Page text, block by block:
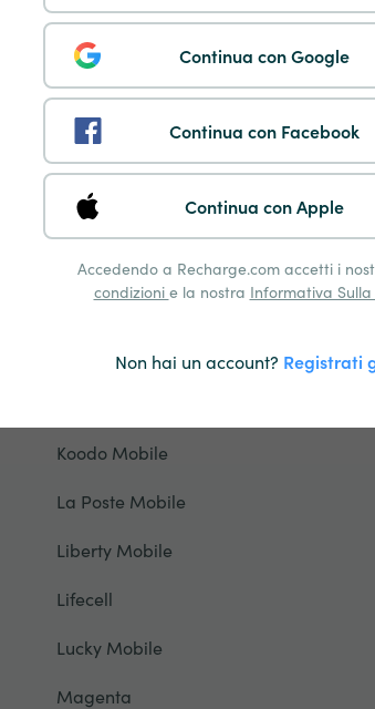
Continua con Google
Continua con Facebook
Continua con Apple
Accedendo a Recharge.com accetti i
condizioni e la nostra Informativa
Non hai un account? Registrati
Gamcel
Glo
Hablapp Ricarica
Halotel
Koodo Mobile
La Poste Mobile
Liberty Mobile
Lifecell
Lucky Mobile
Magenta